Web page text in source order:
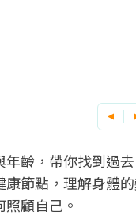
齡，帶你找到過去
康節點，理解身體
顧自己。